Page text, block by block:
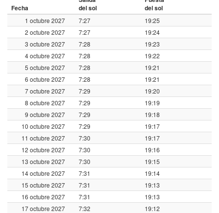
Fecha
del sol
del sol
1 octubre 2027 7:27
19:25
2 octubre 2027
7:27
19:24
3 octubre 2027
7:28
19:23
4 octubre 2027
7:28
19:22
5 octubre 2027
7:28
19:21
6 octubre 2027
7:28
19:21
7 octubre 2027
7:29
19:20
8 octubre 2027
7:29
19:19
9 octubre 2027
7:29
19:18
10 octubre 2027
7:29
19:17
11 octubre 2027
7:30
19:17
12 octubre 2027
7:30
19:16
13 octubre 2027
7:30
19:15
14 octubre 2027
7:31
19:14
15 octubre 2027
7:31
19:13
16 octubre 2027
7:31
19:13
17 octubre 2027
7:32
19:12